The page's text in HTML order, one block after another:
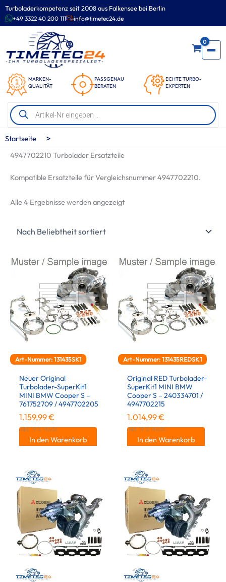
Turboladerkompetenz seit 2008 aus Falkensee bei Berlin
+49 3322 40 200 111 info@timetec24.de
MARKEN-
QUALITÄT
PASSGENAU
BERATEN
ECHTE TURBO-
EXPERTEN
0
Products
search
Zum
Inhalt
springen
Startseite >
4947702210 Turbolader Ersatzteile
Kompatible Ersatzteile für Vergleichsnummer 4947702210.
Alle 4 Ergebnisse werden angezeigtNach
Art-Nummer: 131435SK1
Neuer Original
Turbolader-SuperKit1
MINI BMW Cooper S –
761752709 / 4947702205
1.159,99€
inkl. 19 % MwSt.
In den Warenkorb
Art-Nummer: 131435REDSK1
Original RED Turbolader-
SuperKit1 MINI BMW
Cooper S – 240334701 /
4947702215
1.014,99€
inkl. 19 % MwSt.
In den Warenkorb